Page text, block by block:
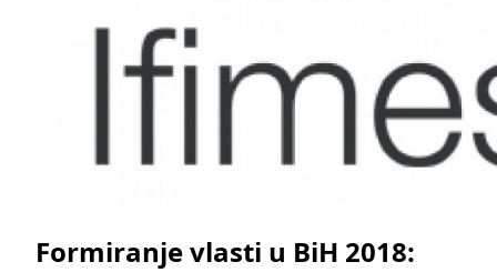
Formiranje vlasti u BiH 2018: